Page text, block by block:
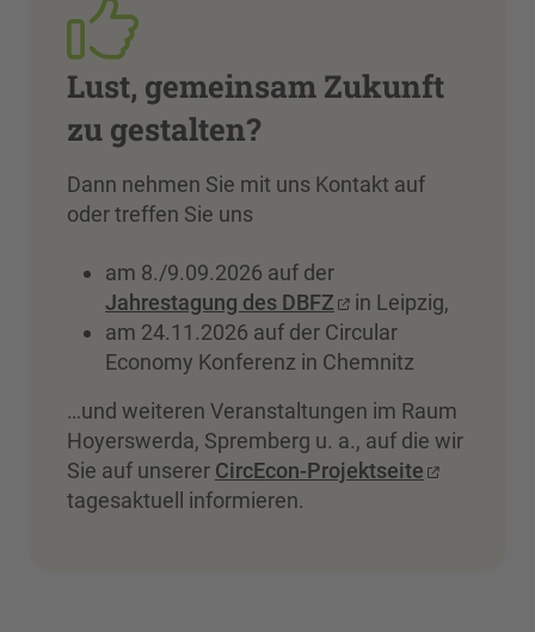
Lust, gemeinsam Zukunft
zu gestalten?
Dann nehmen Sie mit uns Kontakt auf
oder treffen Sie uns
am 8./9.09.2026 auf der
Jahrestagung des DBFZ
in Leipzig,
am 24.11.2026 auf der Circular
Economy Konferenz in Chemnitz
…und weiteren Veranstaltungen im Raum
Hoyerswerda, Spremberg u. a., auf die wir
Sie auf unserer CircEcon-Projektseite
tagesaktuell informieren.